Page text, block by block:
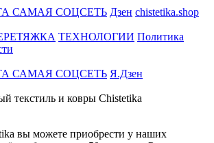
САМАЯ СОЦСЕТЬ Дзен chistetika.shop
ТЕХНОЛОГИИ Политика
САМАЯ СОЦСЕТЬ Я.Дзен
текстиль и ковры Chistetika
вы можете приобрести у наших